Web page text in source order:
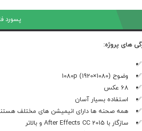
پسورد
های پروژه:
وضوح 1080p (1920×1080)
68 عکس
استفاده بسیار آسان
همه صحنه ها دارای انیمیشن های مختلف
سازگار با After Effects CC 2015 و بالاتر